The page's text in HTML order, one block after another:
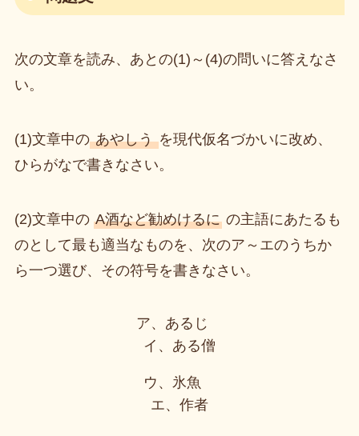
次の文章を読み、あとの(1)～(4)の問いに答えなさ
い。
(1)文章中のあやしうを現代仮名づかいに改め、
ひらがなで書きなさい。
(2)文章中の A酒など勧めけるにの主語にあたるも
のとして最も適当なものを、次のア～エのうちか
ら一つ選び、その符号を書きなさい。
ア、あるじ
イ、ある僧
ウ、氷魚
エ、作者